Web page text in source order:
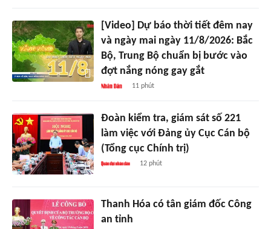
[Video] Dự báo thời tiết đêm nay
và ngày mai ngày 11/8/2026: Bắc
Bộ, Trung Bộ chuẩn bị bước vào
đợt nắng nóng gay gắt
11 phút
Đoàn kiểm tra, giám sát số 221
làm việc với Đảng ủy Cục Cán bộ
(Tổng cục Chính trị)
12 phút
Thanh Hóa có tân giám đốc Công
an tỉnh